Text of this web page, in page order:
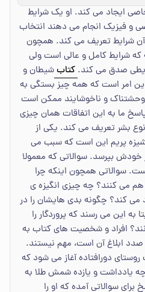
ایجاد می کند. او یک شرایط
و فیزیک انجام می دهند انتخاب
آن شرایط تعریف می کند. همچون
که شرایط کامل و عالی است ولی
صدق می کند. کتابشیطان و
این امر است که همه چیز بستگی به
وحشتناک و ناخوشایند ممکن است
ما به این اتفاقات همان چیزی
بشر تعریف می کند. یکی از
پریم این است که سبب می
بپرسد. سوالاتی که معمولا
سوالاتی همچون اینکه چرا
هم می کنند؟ چه چیزی انگیزه ی
می کند؟ چگونه بدی هایشان را در
به این می رسند که پروردگار را
افراد و شخصیت های کتاب به
صدد ابلاغ آن است، مهم نیستند.
دورافتاده آغاز می شود که
یادداشت و یازده شمش طلا به
برای سوالاتی آمده که او را